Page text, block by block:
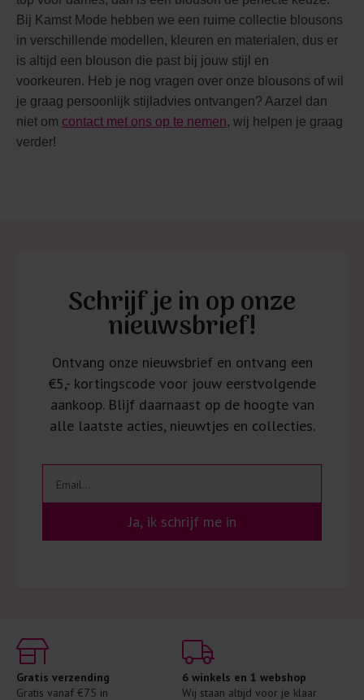
Bij Kamst Mode hebben we een ruime collectie blousons
in verschillende modellen, kleuren en materialen, dus er
is altijd een blouson die past bij jouw stijl en
voorkeuren. Heb je nog vragen over onze blousons of wil
je graag persoonlijk stijladvies ontvangen? Aarzel dan
niet om contact met ons op te nemen, wij helpen je graag
verder!
Schrijf je in op onze
nieuwsbrief!
Ontvang onze nieuwsbrief en ontvang een
€5,- kortingscode voor jouw eerstvolgende
aankoop. Blijf daarnaast op de hoogte van
alle laatste acties, nieuwtjes en collecties.
Ja, ik schrijf me in
Gratis verzending
Gratis vanaf €75 in
6 winkels en 1 webshop
Wij staan altijd voor je klaar